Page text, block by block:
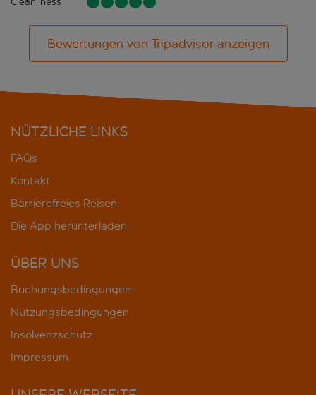
Bewertungen von Tripadvisor anzeigen
NÜTZLICHE LINKS
FAQs
Kontakt
Barrierefreies Reisen
Die App herunterladen
ÜBER UNS
Buchungsbedingungen
Nutzungsbedingungen
Insolvenzschutz
Impressum